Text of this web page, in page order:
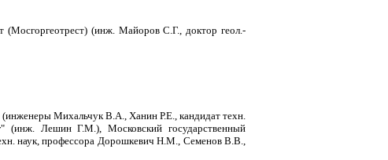
(Мосгоргеотрест) (инж. Майоров С.Г., доктор геол.-
Михальчук В.А., Ханин Р.Е., кандидат техн.
(инж. Лешин Г.М.), Московский государственный
наук, профессора Дорошкевич Н.М., Семенов В.В.,